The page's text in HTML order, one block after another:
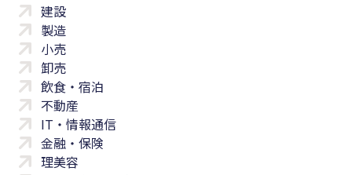
建設
製造
小売
卸売
飲食・宿泊
不動産
IT・情報通信
金融・保険
理美容